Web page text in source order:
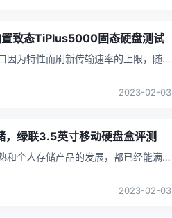
致态TiPlus5000固态硬盘测试
2023-02-03
绿联3.5英寸移动硬盘盒评测
2023-02-03